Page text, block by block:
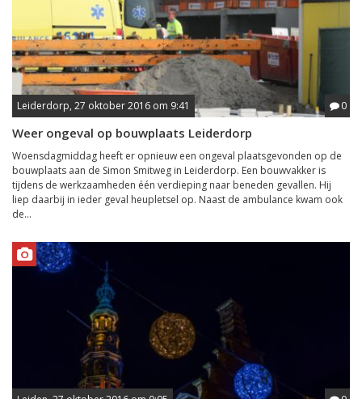
Leiderdorp, 27 oktober 2016 om 9:41 0
Weer ongeval op bouwplaats Leiderdorp
Woensdagmiddag heeft er opnieuw een ongeval plaatsgevonden op de
bouwplaats aan de Simon Smitweg in Leiderdorp. Een bouwvakker is
tijdens de werkzaamheden één verdieping naar beneden gevallen. Hij
liep daarbij in ieder geval heupletsel op. Naast de ambulance kwam ook
de...